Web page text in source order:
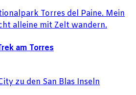
am Torres